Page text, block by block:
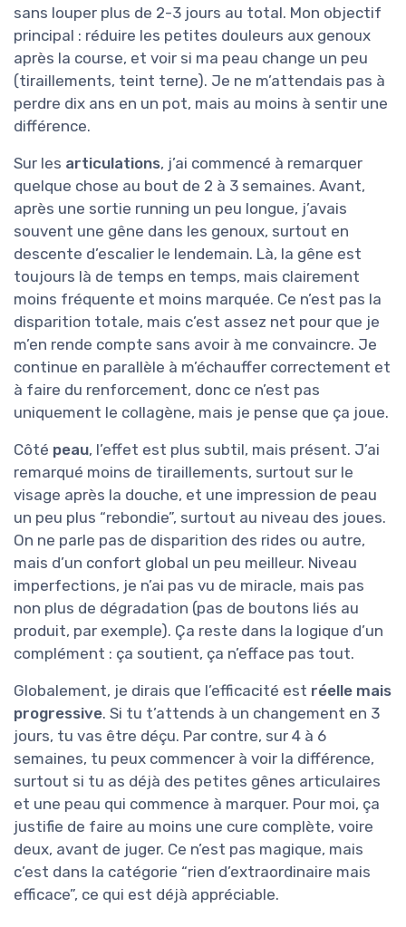
sans louper plus de 2-3 jours au total. Mon objectif
principal : réduire les petites douleurs aux genoux
après la course, et voir si ma peau change un peu
(tiraillements, teint terne). Je ne m’attendais pas à
perdre dix ans en un pot, mais au moins à sentir une
différence.
Sur les articulations, j’ai commencé à remarquer
quelque chose au bout de 2 à 3 semaines. Avant,
après une sortie running un peu longue, j’avais
souvent une gêne dans les genoux, surtout en
descente d’escalier le lendemain. Là, la gêne est
toujours là de temps en temps, mais clairement
moins fréquente et moins marquée. Ce n’est pas la
disparition totale, mais c’est assez net pour que je
m’en rende compte sans avoir à me convaincre. Je
continue en parallèle à m’échauffer correctement et
à faire du renforcement, donc ce n’est pas
uniquement le collagène, mais je pense que ça joue.
Côté peau, l’effet est plus subtil, mais présent. J’ai
remarqué moins de tiraillements, surtout sur le
visage après la douche, et une impression de peau
un peu plus “rebondie”, surtout au niveau des joues.
On ne parle pas de disparition des rides ou autre,
mais d’un confort global un peu meilleur. Niveau
imperfections, je n’ai pas vu de miracle, mais pas
non plus de dégradation (pas de boutons liés au
produit, par exemple). Ça reste dans la logique d’un
complément : ça soutient, ça n’efface pas tout.
Globalement, je dirais que l’efficacité est réelle mais
progressive. Si tu t’attends à un changement en 3
jours, tu vas être déçu. Par contre, sur 4 à 6
semaines, tu peux commencer à voir la différence,
surtout si tu as déjà des petites gênes articulaires
et une peau qui commence à marquer. Pour moi, ça
justifie de faire au moins une cure complète, voire
deux, avant de juger. Ce n’est pas magique, mais
c’est dans la catégorie “rien d’extraordinaire mais
efficace”, ce qui est déjà appréciable.